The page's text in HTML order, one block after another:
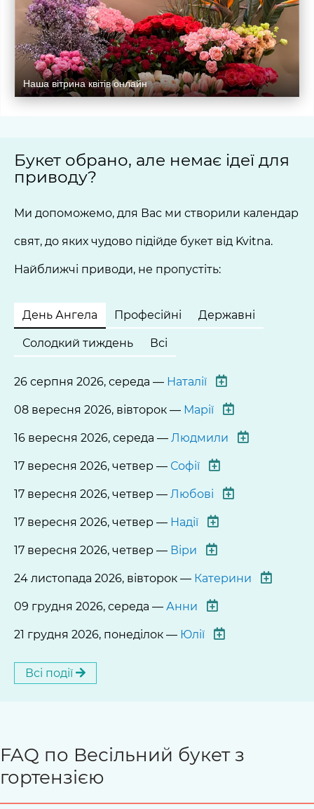
Наша вітрина квітів онлайн
Букет обрано, але немає ідеї для
приводу?
Ми допоможемо, для Вас ми створили календар
свят, до яких чудово підійде букет від Kvitna.
Найближчі приводи, не пропустіть:
День Ангела Професійні Державні
Солодкий тиждень Всі
26 серпня 2026, середа — Наталії
08 вересня 2026, вівторок — Марії
16 вересня 2026, середа — Людмили
17 вересня 2026, четвер — Софії
17 вересня 2026, четвер — Любові
17 вересня 2026, четвер — Надії
17 вересня 2026, четвер — Віри
24 листопада 2026, вівторок — Катерини
09 грудня 2026, середа — Анни
21 грудня 2026, понеділок — Юлії
Всі події
FAQ по Весільний букет з
гортензією